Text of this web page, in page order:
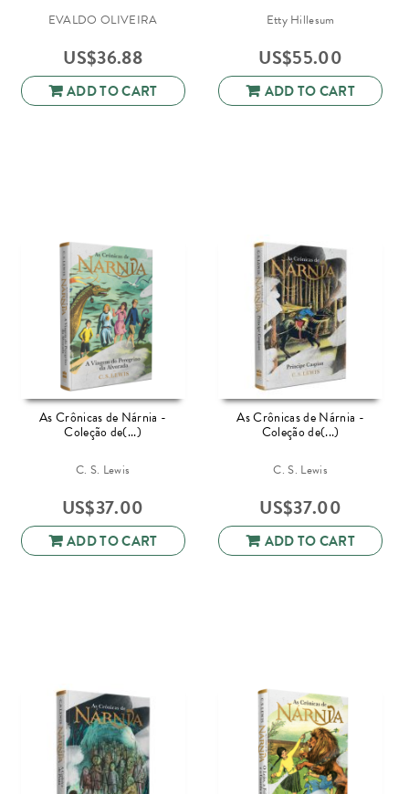
EVALDO OLIVEIRA
US$36.88
ADD TO CART
Etty Hillesum
US$55.00
ADD TO CART
As Crônicas de Nárnia -
Coleção de(...)
C. S. Lewis
US$37.00
ADD TO CART
As Crônicas de Nárnia -
Coleção de(...)
C. S. Lewis
US$37.00
ADD TO CART